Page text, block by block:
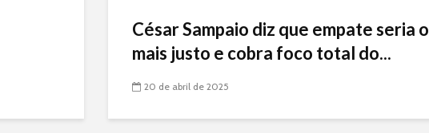
César Sampaio diz que empate seria o
mais justo e cobra foco total do...
20 de abril de 2025